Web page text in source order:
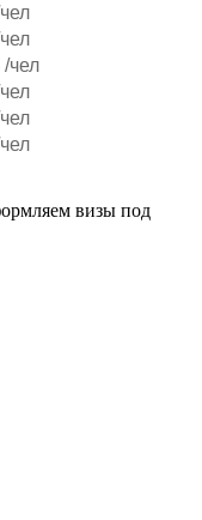
/чел
визы под